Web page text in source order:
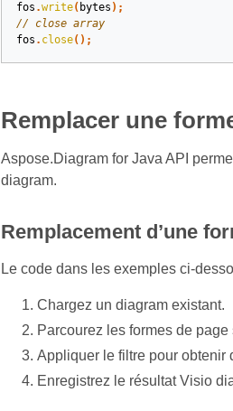
fos .write( bytes );
// close array
fos . close();
Remplacer une
Aspose.Diagram for Java API
diagram.
Remplacement d’une
Le code dans les exemples ci-
Chargez un diagram existant.
Parcourez les formes de page
Appliquer le filtre pour obtenir
Enregistrez le résultat Visio